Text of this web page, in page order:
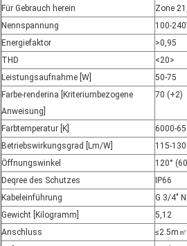
Für Gebrauch herein
Zone
Nennspannung
100-
Energiefaktor
>0,95
THD
<20>
Leistungsaufnahme [W]
50-75
Farbe-renderina [Kriteriumbezogene
Anweisung]
70 (+2)
Farbtemperatur [K]
6000-
Betriebswirkungsgrad [Lm/W]
115-130
Öffnungswinkel
120°
Deqree des Schutzes
IP66
Kabeleinführung
G 3/4"
Gewicht [Kilogramm]
5,12
Anschluss
≤2.5m㎡